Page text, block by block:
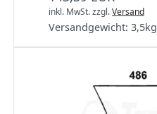
inkl. MwSt.zzgl.Versand
Versandgewicht: 3,5kg